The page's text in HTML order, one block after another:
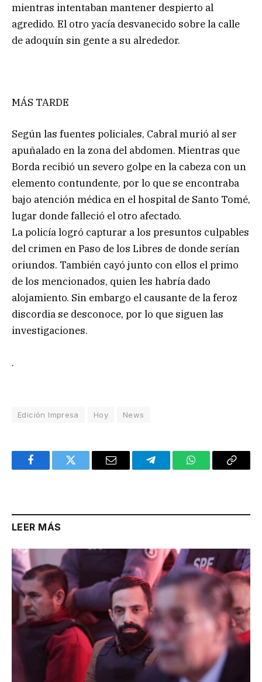
mientras intentaban mantener despierto al
agredido. El otro yacía desvanecido sobre la calle
de adoquín sin gente a su alrededor.
MÁS TARDE
Según las fuentes policiales, Cabral murió al ser
apuñalado en la zona del abdomen. Mientras que
Borda recibió un severo golpe en la cabeza con un
elemento contundente, por lo que se encontraba
bajo atención médica en el hospital de Santo Tomé,
lugar donde falleció el otro afectado.
La policía logró capturar a los presuntos culpables
del crimen en Paso de los Libres de donde serían
oriundos. También cayó junto con ellos el primo
de los mencionados, quien les habría dado
alojamiento. Sin embargo el causante de la feroz
discordia se desconoce, por lo que siguen las
investigaciones.
.
Edición Impresa Hoy News
FacebookTwitter Email TelegramWhatsAppCopy
LEER MÁS